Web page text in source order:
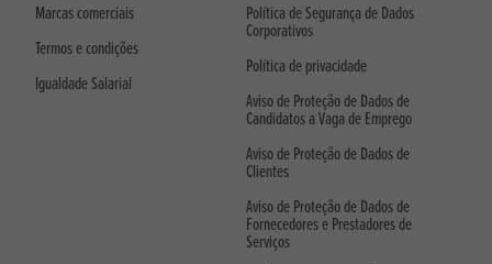
Marcas comerciais
Termos e condições
Igualdade Salarial
Política de Segurança de Dados
Corporativos
Política de privacidade
Aviso de Proteção de Dados de
Candidatos a Vaga de Emprego
Aviso de Proteção de Dados de
Clientes
Aviso de Proteção de Dados de
Fornecedores e Prestadores de
Serviços